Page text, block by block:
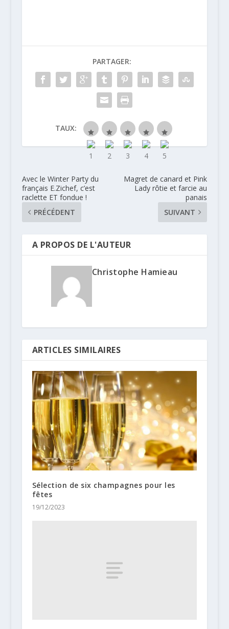
PARTAGER:
TAUX:
Avec le Winter Party du
français E.Zichef, c’est
raclette ET fondue !
PRÉCÉDENT
Magret de canard et Pink
Lady rôtie et farcie au
panais
SUIVANT
A PROPOS DE L'AUTEUR
Christophe Hamieau
ARTICLES SIMILAIRES
Sélection de six champagnes pour les
fêtes
19/12/2023